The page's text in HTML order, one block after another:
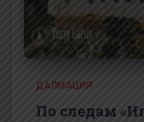
ДАЛМАЦИЯ
По следам